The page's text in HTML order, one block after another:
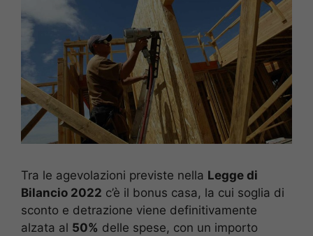
Tra le agevolazioni previste nella Legge di
Bilancio 2022 c’è il bonus casa, la cui soglia di
sconto e detrazione viene definitivamente
alzata al 50% delle spese, con un importo